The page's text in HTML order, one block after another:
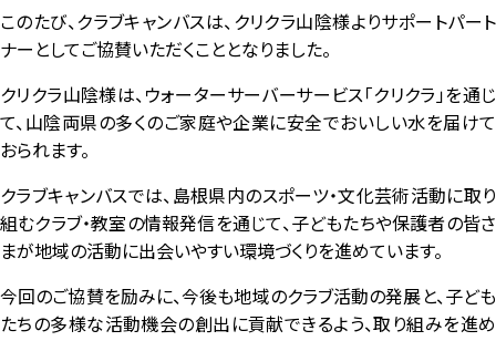
このたび、クラブキャンバスは、クリクラ山陰様よりサポートパート
ナーとしてご協賛いただくこととなりました。
クリクラ山陰様は、ウォーターサーバーサービス「クリクラ」を通じ
て、山陰両県の多くのご家庭や企業に安全でおいしい水を届けて
おられます。
クラブキャンバスでは、島根県内のスポーツ・文化芸術活動に取り
組むクラブ・教室の情報発信を通じて、子どもたちや保護者の皆さ
まが地域の活動に出会いやすい環境づくりを進めています。
今回のご協賛を励みに、今後も地域のクラブ活動の発展と、子ども
たちの多様な活動機会の創出に貢献できるよう、取り組みを進め